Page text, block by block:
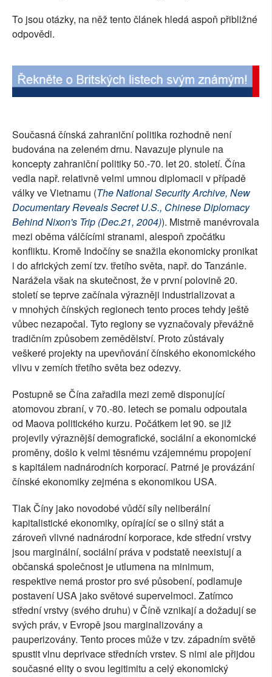
To jsou otázky, na něž tento článek hledá aspoň přibližné
odpovědi.
Současná čínská zahraniční politika rozhodně není
budována na zeleném drnu. Navazuje plynule na
koncepty zahraniční politiky 50.-70. let 20. století. Čína
vedla např. relativně velmi umnou diplomacii v případě
války ve Vietnamu (The National Security Archive, New
Documentary Reveals Secret U.S., Chinese Diplomacy
Behind Nixon's Trip (Dec.21, 2004)). Mistrně manévrovala
mezi oběma válčícími stranami, alespoň zpočátku
konfliktu. Kromě Indočíny se snažila ekonomicky pronikat
i do afrických zemí tzv. třetího světa, např. do Tanzánie.
Narážela však na skutečnost, že v první polovině 20.
století se teprve začínala výrazněji industrializovat a
v mnohých čínských regionech tento proces tehdy ještě
vůbec nezapočal. Tyto regiony se vyznačovaly převážně
tradičním způsobem zemědělství. Proto zůstávaly
veškeré projekty na upevňování čínského ekonomického
vlivu v zemích třetího světa bez odezvy.
Postupně se Čína zařadila mezi země disponující
atomovou zbraní, v 70.-80. letech se pomalu odpoutala
od Maova politického kurzu. Počátkem let 90. se již
projevily výraznější demografické, sociální a ekonomické
proměny, došlo k velmi těsnému vzájemnému propojení
s kapitálem nadnárodních korporací. Patrné je provázání
čínské ekonomiky zejména s ekonomikou USA.
Tlak Číny jako novodobé vůdčí síly neliberální
kapitalistické ekonomiky, opírající se o silný stát a
zároveň vlivné nadnárodní korporace, kde střední vrstvy
jsou marginální, sociální práva v podstatě neexistují a
občanská společnost je utlumena na minimum,
respektive nemá prostor pro své působení, podlamuje
postavení USA jako světové supervelmoci. Zatímco
střední vrstvy (svého druhu) v Číně vznikají a dožadují se
svých práv, v Evropě jsou marginalizovány a
pauperizovány. Tento proces může v tzv. západním světě
spustit vlnu deprivace středních vrstev. S nimi ale přijdou
současné elity o svou legitimitu a celý ekonomický